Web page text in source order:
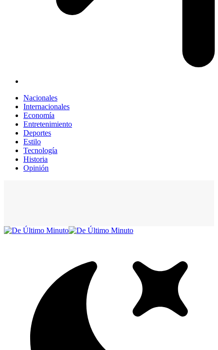
Nacionales
Internacionales
Economía
Entretenimiento
Deportes
Estilo
Tecnología
Historia
Opinión